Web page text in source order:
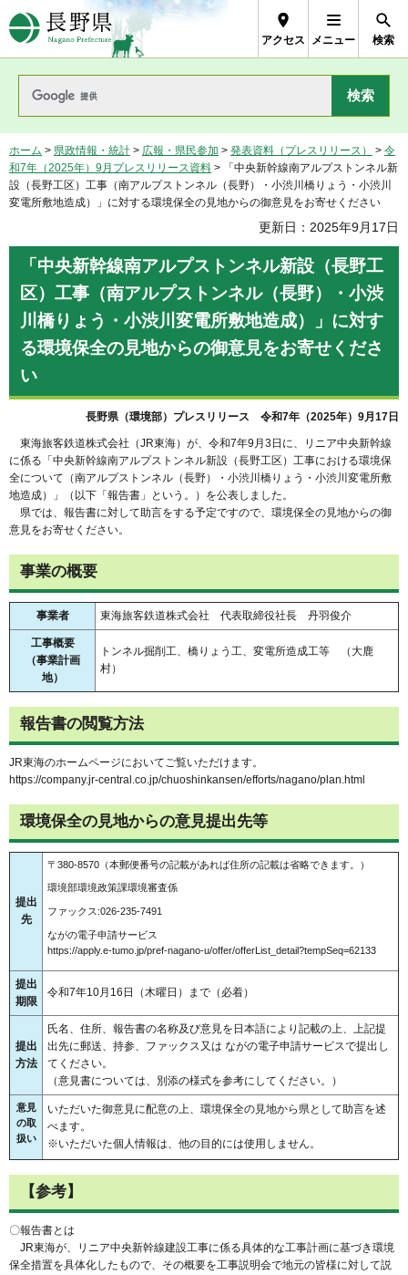
長野県Nagano Prefecture
アクセス メニュー 検索
ホーム > 県政情報・統計 > 広報・県民参加 > 発表資料（プレスリリース） > 令
和7年（2025年）9月プレスリリース資料 > 「中央新幹線南アルプストンネル新
設（長野工区）工事（南アルプストンネル（長野）・小渋川橋りょう・小渋川
変電所敷地造成）」に対する環境保全の見地からの御意見をお寄せください
更新日：2025年9月17日
「中央新幹線南アルプストンネル新設（長野工
区）工事（南アルプストンネル（長野）・小渋
川橋りょう・小渋川変電所敷地造成）」に対す
る環境保全の見地からの御意見をお寄せくださ
い
長野県（環境部）プレスリリース 令和7年（2025年）9月17日
東海旅客鉄道株式会社（JR東海）が、令和7年9月3日に、リニア中央新幹線
に係る「中央新幹線南アルプストンネル新設（長野工区）工事における環境保
全について（南アルプストンネル（長野）・小渋川橋りょう・小渋川変電所敷
地造成）」（以下「報告書」という。）を公表しました。
県では、報告書に対して助言をする予定ですので、環境保全の見地からの御
意見をお寄せください。
事業の概要
事業者 東海旅客鉄道株式会社 代表取締役社長 丹羽俊介
工事概要
（事業計画
地）
トンネル掘削工、橋りょう工、変電所造成工等 （大鹿
村）
報告書の閲覧方法
JR東海のホームページにおいてご覧いただけます。
https://company.jr-central.co.jp/chuoshinkansen/efforts/nagano/plan.html
環境保全の見地からの意見提出先等
提出
先
〒380-8570（本郵便番号の記載があれば住所の記載は省略できます。）
環境部環境政策課環境審査係
ファックス:026-235-7491
ながの電子申請サービス
https://apply.e-tumo.jp/pref-nagano-u/offer/offerList_detail?tempSeq=62133
提出
期限
令和7年10月16日（木曜日）まで（必着）
提出
方法
氏名、住所、報告書の名称及び意見を日本語により記載の上、上記提
出先に郵送、持参、ファックス又は ながの電子申請サービスで提出し
てください。
（意見書については、別添の様式を参考にしてください。）
意見
の取
扱い
いただいた御意見に配意の上、環境保全の見地から県として助言を述
べます。
※いただいた個人情報は、他の目的には使用しません。
【参考】
〇報告書とは
JR東海が、リニア中央新幹線建設工事に係る具体的な工事計画に基づき環境
保全措置を具体化したもので、その概要を工事説明会で地元の皆様に対して説